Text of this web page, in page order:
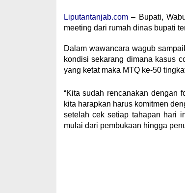
Liputantanjab.com– Bupati,
meeting dari rumah dinas bupati
Dalam wawancara wagub
kondisi sekarang dimana kasus
yang ketat maka MTQ ke-50
“Kita sudah rencanakan dengan
kita harapkan harus komitmen
setelah cek setiap tahapan hari
mulai dari pembukaan hingga